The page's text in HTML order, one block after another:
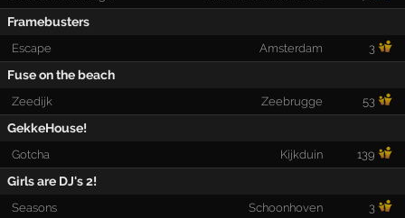
Framebusters
Escape Amsterdam 3
Fuse on the beach
Zeedijk Zeebrugge 53
GekkeHouse!
Gotcha Kijkduin 139
Girls are DJ's 2!
Seasons Schoonhoven 3